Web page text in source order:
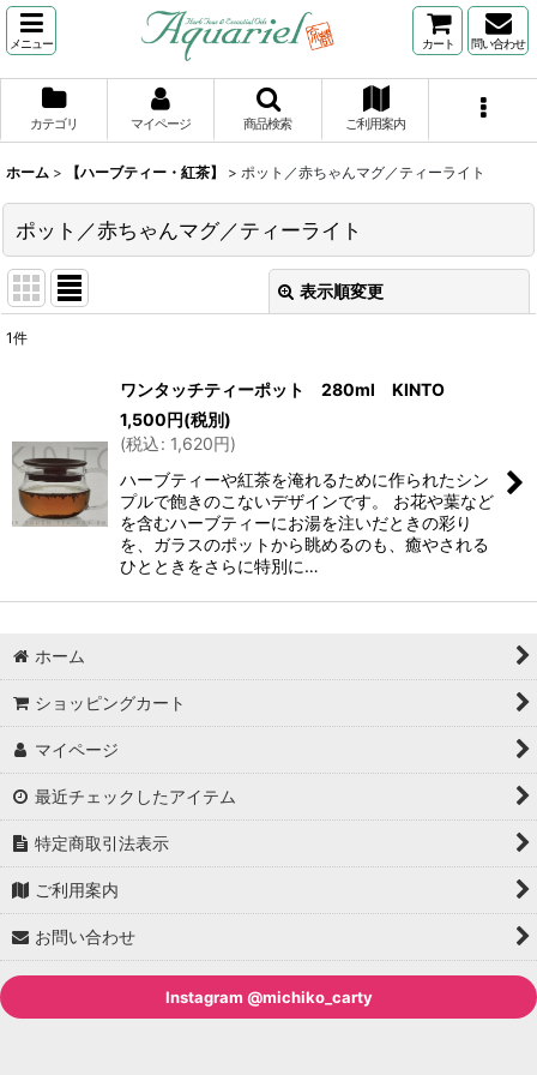
メニュー カート 問い合わせ
カテゴリ マイページ 商品検索 ご利用案内
ホーム > 【ハーブティー・紅茶】 > ポット／赤ちゃんマグ／ティーライト
ポット／赤ちゃんマグ／ティーライト
表示順変更
絞り込む
1件
ワンタッチティーポット 280ml KINTO
1,500円(税別)
(税込: 1,620円)
ハーブティーや紅茶を淹れるために作られたシン
プルで飽きのこないデザインです。 お花や葉など
を含むハーブティーにお湯を注いだときの彩り
を、ガラスのポットから眺めるのも、癒やされる
ひとときをさらに特別に…
ホーム
ショッピングカート
マイページ
最近チェックしたアイテム
特定商取引法表示
ご利用案内
お問い合わせ
Instagram @michiko_carty